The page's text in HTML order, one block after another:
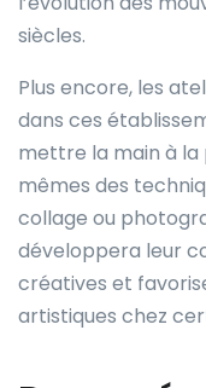
siècles.
Plus encore, les
dans ces
mettre la main à
mêmes des
collage ou
développera leur
créatives et
artistiques chez